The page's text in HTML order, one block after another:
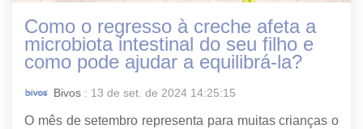
Como o regresso à creche afeta a
microbiota intestinal do seu filho e
como pode ajudar a equilibrá-la?
Bivos : 13 de set. de 2024 14:25:15
O mês de setembro representa para muitas crianças o